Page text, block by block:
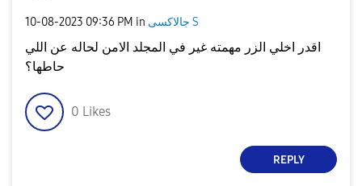
‎10-08-2023 09:36 PM in جالاكسى S
اقدر اخلي الزر مهمته غير في المجلد الامن لحاله عن اللي
حاطها؟
0 Likes
REPLY